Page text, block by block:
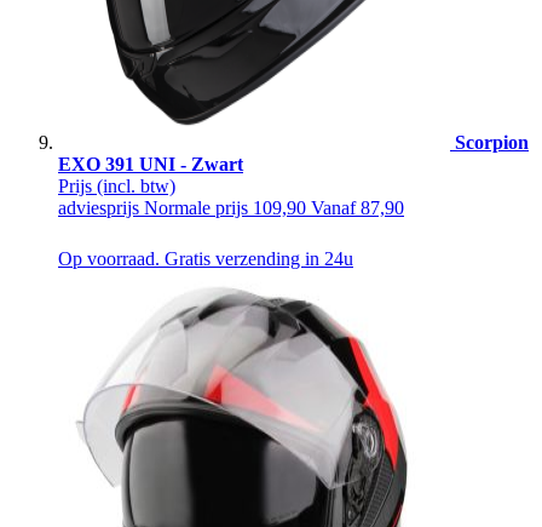
Scorpion
EXO 391 UNI - Zwart
Prijs (incl. btw)
adviesprijs Normale prijs 109,90 Vanaf 87,90
Op voorraad. Gratis verzending in 24u